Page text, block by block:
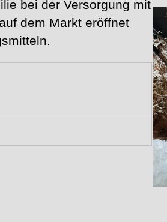
bei der Versorgung mit
dem Markt eröffnet